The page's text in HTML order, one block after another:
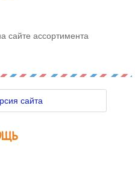
сайте ассортимента
сайта